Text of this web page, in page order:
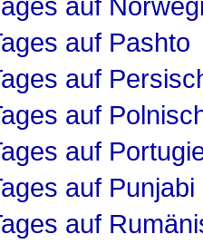
auf
auf Pashto
auf
auf
auf
auf Punjabi
auf